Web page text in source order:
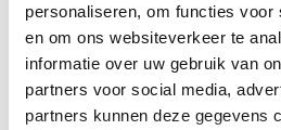
personaliseren, om functies voor
en om ons websiteverkeer te
informatie over uw gebruik van
partners voor social media,
partners kunnen deze gegevens
Do you have a question about
Our employee is happy to help you
Send mail